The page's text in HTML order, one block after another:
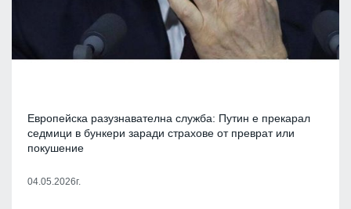
Европейска разузнавателна служба: Путин е прекарал
седмици в бункери заради страхове от преврат или
покушение
04.05.2026г.